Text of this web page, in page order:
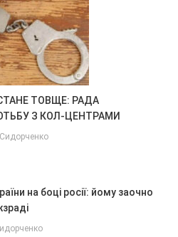
ТОВЩЕ: РАДА
З КОЛ-ЦЕНТРАМИ
на боці росії: йому заочно